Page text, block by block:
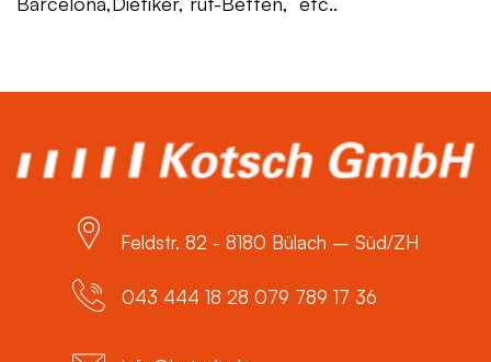
Feldstr. 82 - 8180 Bülach – Süd/ZH
043 444 18 28 079 789 17 36